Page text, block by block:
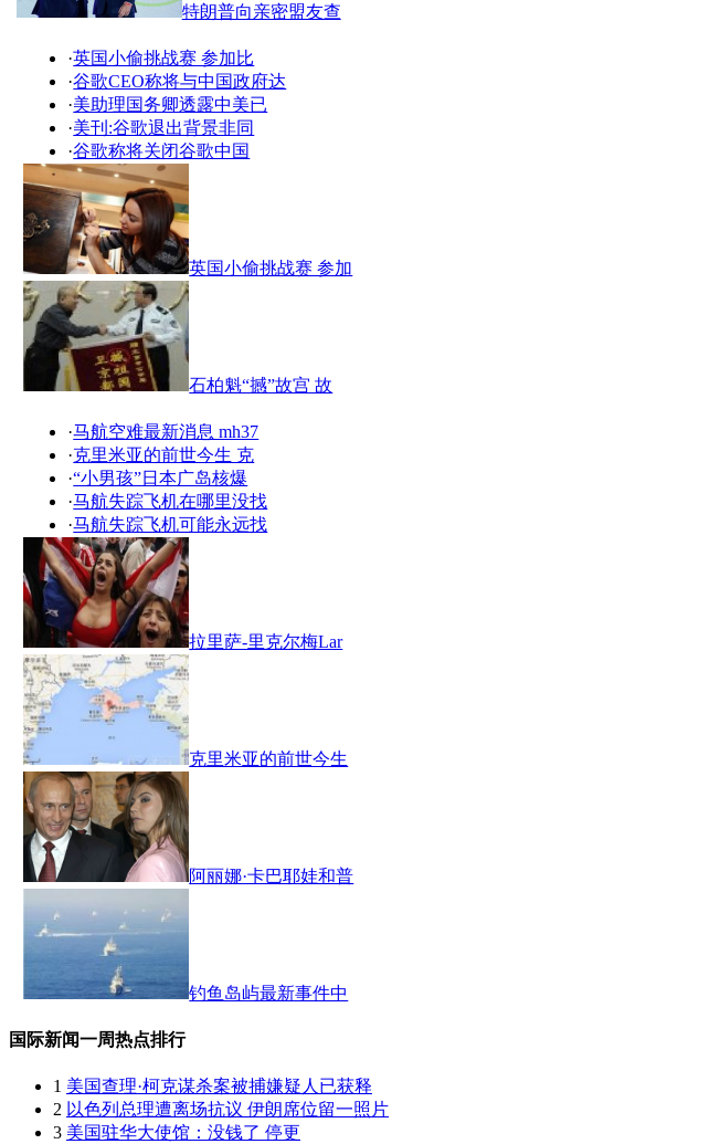
特朗普向亲密盟友查
·英国小偷挑战赛 参加比
·谷歌CEO称将与中国政府达
·美助理国务卿透露中美已
·美刊:谷歌退出背景非同
·谷歌称将关闭谷歌中国
英国小偷挑战赛 参加
石柏魁“撼”故宫 故
·马航空难最新消息 mh37
·克里米亚的前世今生 克
·“小男孩”日本广岛核爆
·马航失踪飞机在哪里没找
·马航失踪飞机可能永远找
拉里萨-里克尔梅Lar
克里米亚的前世今生
阿丽娜·卡巴耶娃和普
钓鱼岛屿最新事件中
国际新闻一周热点排行
1 美国查理·柯克谋杀案被捕嫌疑人已获释
2 以色列总理遭离场抗议 伊朗席位留一照片
3 美国驻华大使馆：没钱了 停更